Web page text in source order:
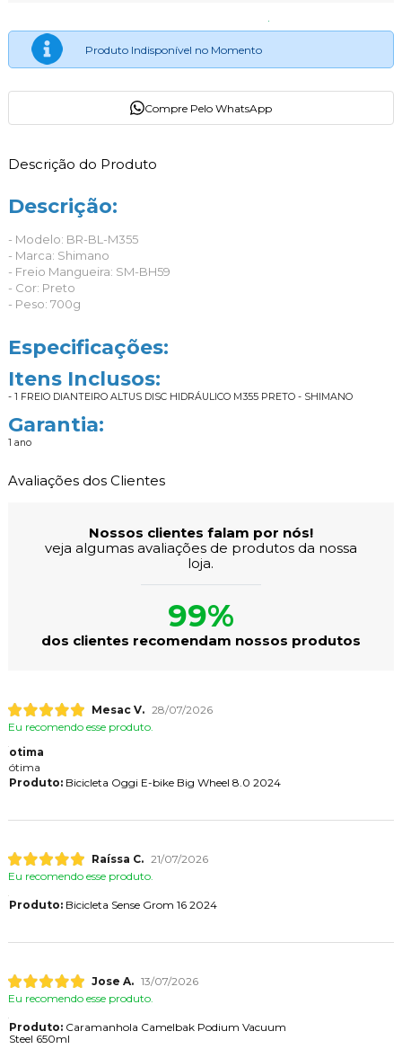
Produto Indisponível no Momento
Compre Pelo WhatsApp
Descrição do Produto
Descrição:
- Modelo: BR-BL-M355
- Marca: Shimano
- Freio Mangueira: SM-BH59
- Cor: Preto
- Peso: 700g
Especificações:
Itens Inclusos:
- 1 FREIO DIANTEIRO ALTUS DISC HIDRÁULICO M355 PRETO - SHIMANO
Garantia:
1 ano
Avaliações dos Clientes
Nossos clientes falam por nós!
veja algumas avaliações de produtos da nossa
loja.
99%
dos clientes recomendam nossos produtos
Mesac V. 28/07/2026
Eu recomendo esse produto.
otima
ótima
Produto:Bicicleta Oggi E-bike Big Wheel 8.0 2024
Raíssa C. 21/07/2026
Eu recomendo esse produto.
Produto:Bicicleta Sense Grom 16 2024
Jose A. 13/07/2026
Eu recomendo esse produto.
Produto:Caramanhola Camelbak Podium Vacuum
Steel 650ml